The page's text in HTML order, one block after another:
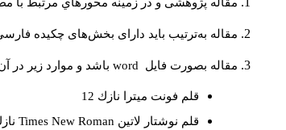
مقاله به‌ترتیب باید دارای بخش‌های چکیده
مقاله بصورت فايل word باشد و موارد زير در
قلم فونت ميترا نازك 12
قلم نوشتار لاتين Times New Roman